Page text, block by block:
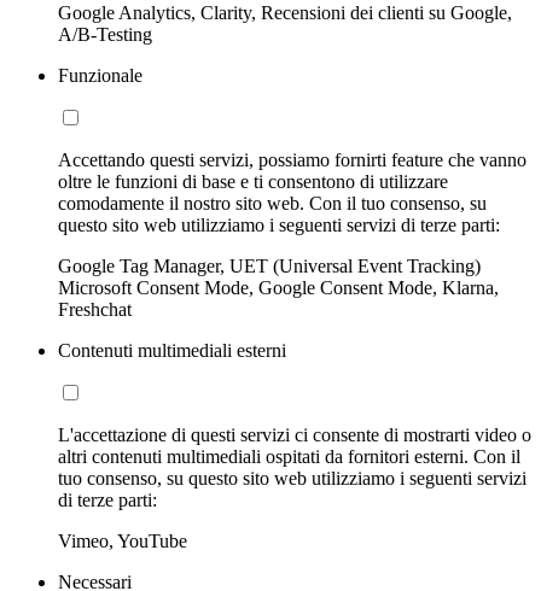
Google Analytics, Clarity, Recensioni dei clienti su Google,
A/B-Testing
Funzionale
Accettando questi servizi, possiamo fornirti feature che vanno
oltre le funzioni di base e ti consentono di utilizzare
comodamente il nostro sito web. Con il tuo consenso, su
questo sito web utilizziamo i seguenti servizi di terze parti:
Google Tag Manager, UET (Universal Event Tracking)
Microsoft Consent Mode, Google Consent Mode, Klarna,
Freshchat
Contenuti multimediali esterni
L'accettazione di questi servizi ci consente di mostrarti video o
altri contenuti multimediali ospitati da fornitori esterni. Con il
tuo consenso, su questo sito web utilizziamo i seguenti servizi
di terze parti:
Vimeo, YouTube
Necessari